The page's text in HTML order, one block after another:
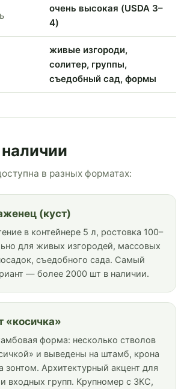
очень высокая (USDA 3–
4)
живые изгороди,
солитер, группы,
съедобный сад, формы
в разных форматах:
(куст)
в контейнере 5 л, ростовка 100–
для живых изгородей, массовых
съедобного сада. Самый
— более 2000 шт в наличии.
«косичка»
форма: несколько стволов
и выведены на штамб, крона
зонтом. Архитектурный акцент для
входных групп. Крупномер с ЗКС,